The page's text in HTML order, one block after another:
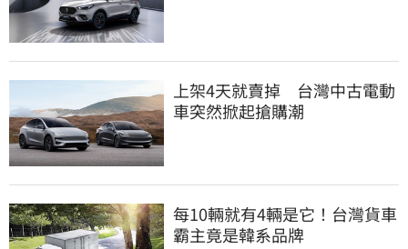
上架4天就賣掉 台灣中古電動
車突然掀起搶購潮
每10輛就有4輛是它！台灣貨車
霸主竟是韓系品牌